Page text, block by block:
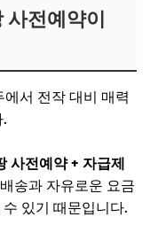
사전예약이
서 전작 대비 매력
사전예약 + 자급제
송과 자유로운 요금
있기 때문입니다.